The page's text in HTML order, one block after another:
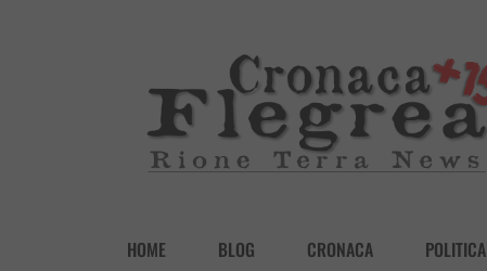
HOME BLOG CRONACA POLITICA